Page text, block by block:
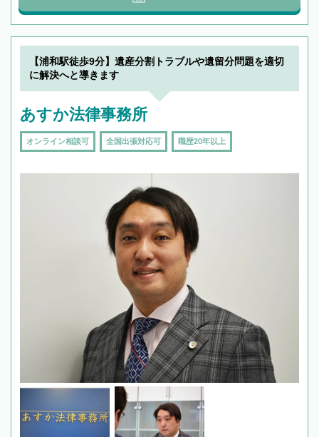
【浦和駅徒歩9分】遺産分割トラブルや遺留分問題を適切
に解決へと導きます
あすか法律事務所
オンライン相談可 全国出張対応可 職歴20年以上